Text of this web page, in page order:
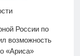
России по
возможность
«Ариса»